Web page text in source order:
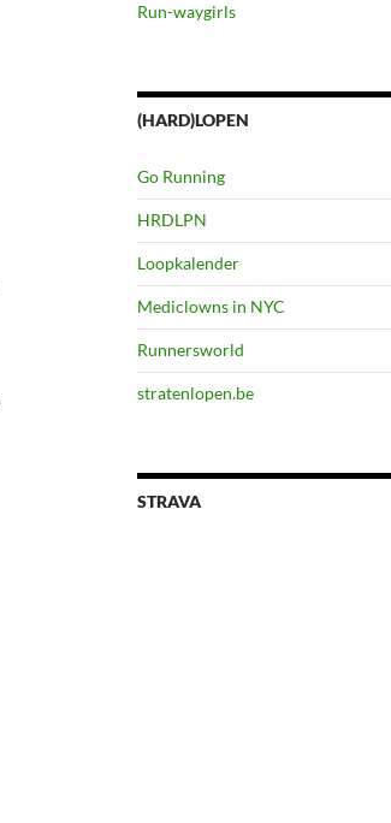
Run-waygirls
(HARD)LOPEN
Go Running
HRDLPN
Loopkalender
Mediclowns in NYC
Runnersworld
stratenlopen.be
STRAVA